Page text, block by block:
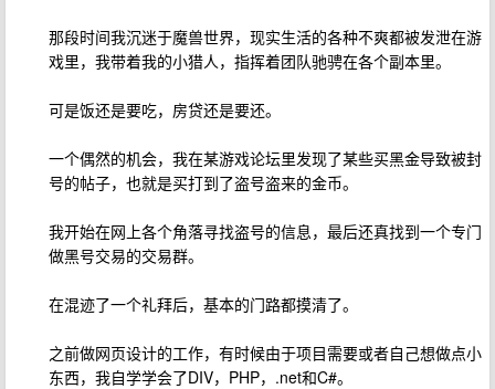
那段时间我沉迷于魔兽世界，现实生活的各种不爽都被发泄在游
戏里，我带着我的小猎人，指挥着团队驰骋在各个副本里。
可是饭还是要吃，房贷还是要还。
一个偶然的机会，我在某游戏论坛里发现了某些买黑金导致被封
号的帖子，也就是买打到了盗号盗来的金币。
我开始在网上各个角落寻找盗号的信息，最后还真找到一个专门
做黑号交易的交易群。
在混迹了一个礼拜后，基本的门路都摸清了。
之前做网页设计的工作，有时候由于项目需要或者自己想做点小
东西，我自学学会了DIV，PHP，.net和C#。